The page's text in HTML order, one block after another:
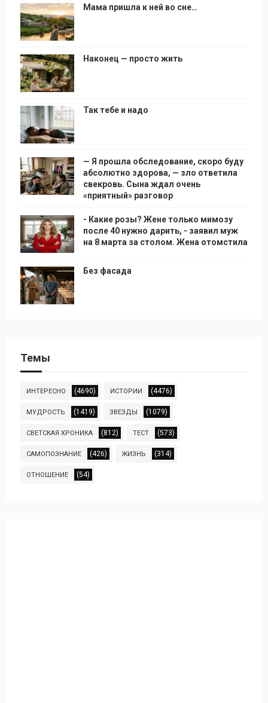
Мама пришла к ней во сне…
Наконец — просто жить
Так тебе и надо
— Я прошла обследование, скоро буду
абсолютно здорова, — зло ответила
свекровь. Сына ждал очень
«приятный» разговор
- Какие розы? Жене только мимозу
после 40 нужно дарить, - заявил муж
на 8 марта за столом. Жена отомстила
Без фасада
Темы
ИНТЕРЕСНО (4690) ИСТОРИИ (4476)
МУДРОСТЬ (1419) ЗВЕЗДЫ (1079)
СВЕТСКАЯ ХРОНИКА (812) ТЕСТ (573)
САМОПОЗНАНИЕ (426) ЖИЗНЬ (314)
ОТНОШЕНИЕ (54)